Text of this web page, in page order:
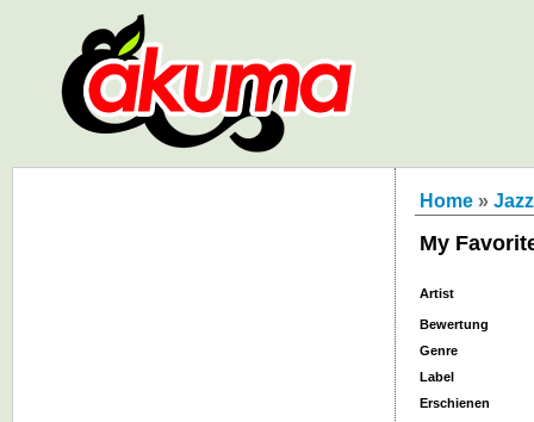
Home » Jazz
My
Artist
Bewertung
Genre
Label
Erschienen